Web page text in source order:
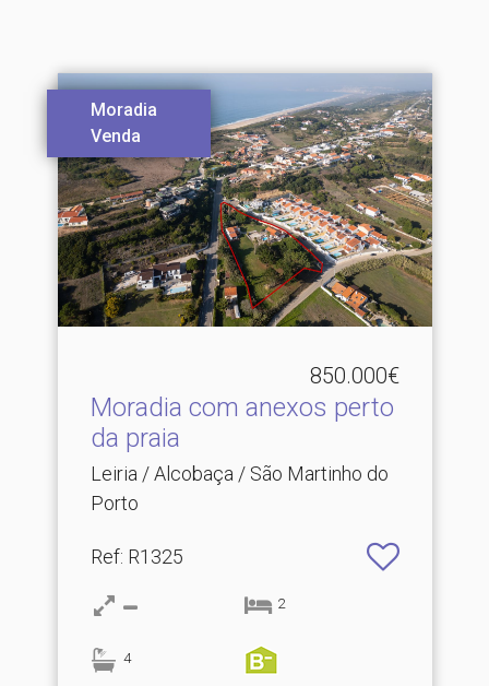
Moradia
Venda
850.000€
Moradia com anexos perto
da praia
Leiria / Alcobaça / São Martinho do
Porto
Ref: R1325
2
4